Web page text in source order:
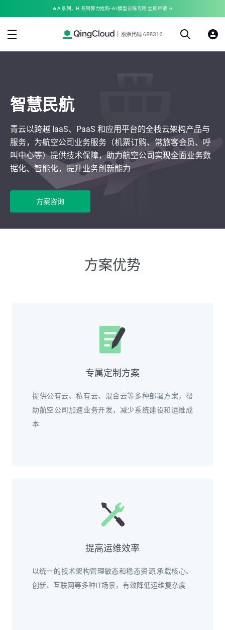
🔥A 系列、H 系列算力抢购--AI 模型训练专用 立即申请 →
智慧民航
青云以跨越 IaaS、PaaS 和应用平台的全栈云架构产品与
服务，为航空公司业务服务（机票订购、常旅客会员、呼
叫中心等）提供技术保障，助力航空公司实现全面业务数
据化、智能化，提升业务创新能力
方案咨询
方案优势
专属定制方案
提供公有云、私有云、混合云等多种部署方案，帮
助航空公司加速业务开发，减少系统建设和运维成
本
提高运维效率
以统一的技术架构管理敏态和稳态资源,承载核心、
创新、互联网等多种IT场景，有效降低运维复杂度